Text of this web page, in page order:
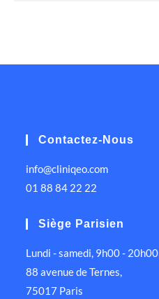
Contactez-Nous
info@cliniqeo.com
01 88 84 22 22
Siège Parisien
Lundi - samedi, 9h00 - 20h00
88 avenue de Ternes,
75017 Paris